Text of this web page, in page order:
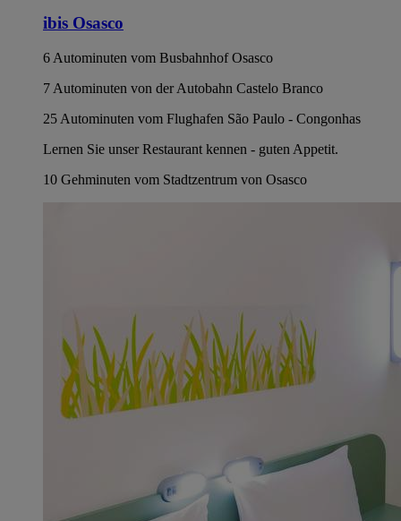
ibis Osasco
6 Autominuten vom Busbahnhof Osasco
7 Autominuten von der Autobahn Castelo Branco
25 Autominuten vom Flughafen São Paulo - Congonhas
Lernen Sie unser Restaurant kennen - guten Appetit.
10 Gehminuten vom Stadtzentrum von Osasco